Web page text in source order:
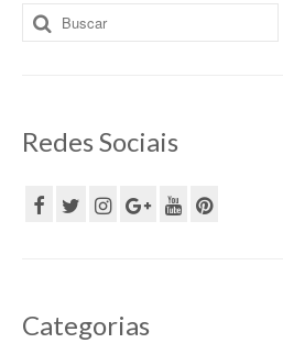
Buscar
por:
Redes Sociais
Categorias